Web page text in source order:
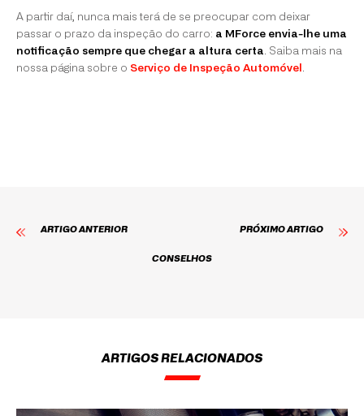
A partir daí, nunca mais terá de se preocupar com deixar
passar o prazo da inspeção do carro: a MForce envia-lhe uma
notificação sempre que chegar a altura certa. Saiba mais na
nossa página sobre o Serviço de Inspeção Automóvel .
ARTIGO ANTERIOR
CONSELHOS
PRÓXIMO ARTIGO
ARTIGOS RELACIONADOS